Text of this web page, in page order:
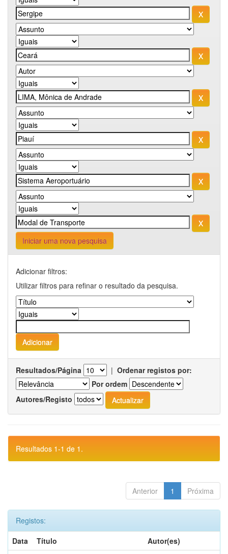
Iniciar uma nova pesquisa
Adicionar filtros:
Utilizar filtros para refinar o resultado da pesquisa.
Resultados/Página | Ordenar registos por:
Por ordem
Autores/Registo
Resultados 1-1 de 1.
Anterior 1 Próxima
Registos:
Data
Título
Autor(es)